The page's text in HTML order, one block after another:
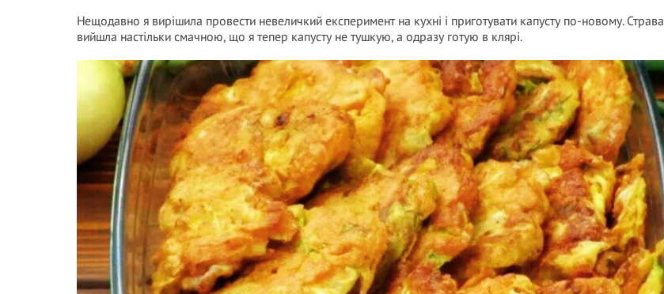
Нещодавно я вирішила провести невеличкий експеримент на кухні і приготувати капусту по-новому. Страва
вийшла настільки смачною, що я тепер капусту не тушкую, а одразу готую в клярі.